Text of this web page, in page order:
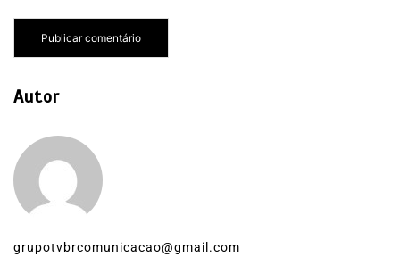
Autor
grupotvbrcomunicacao@gmail.com